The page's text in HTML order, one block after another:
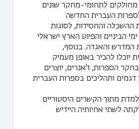
מחולקים לתחומי-מחקר שונים
העברית החדשה
ההשכלה והחסידות, לסוגות
הביניים והפיוט הארץ ישראלי
המדרש והאגדה. בנוסף,
יוכלו להכיר באופן מעמיק
בחקר הספרות, ז'אנרים, יוצרים
דגמים ותהליכים בספרות העברית
מתוך הקשרים היסטוריים
לשתי אחיותיה היידיש